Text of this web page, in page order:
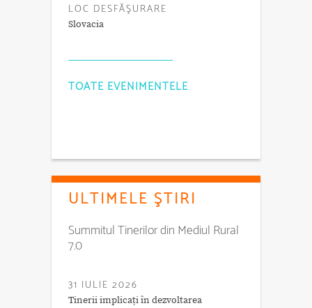
LOC DESFĂŞURARE
Slovacia
TOATE EVENIMENTELE
ULTIMELE ŞTIRI
Summitul Tinerilor din Mediul Rural
7.0
31 IULIE 2026
Tinerii implicați în dezvoltarea